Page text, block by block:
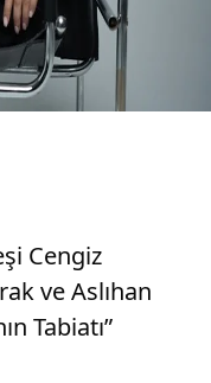
Cengiz
ve Aslıhan
Tabiatı”